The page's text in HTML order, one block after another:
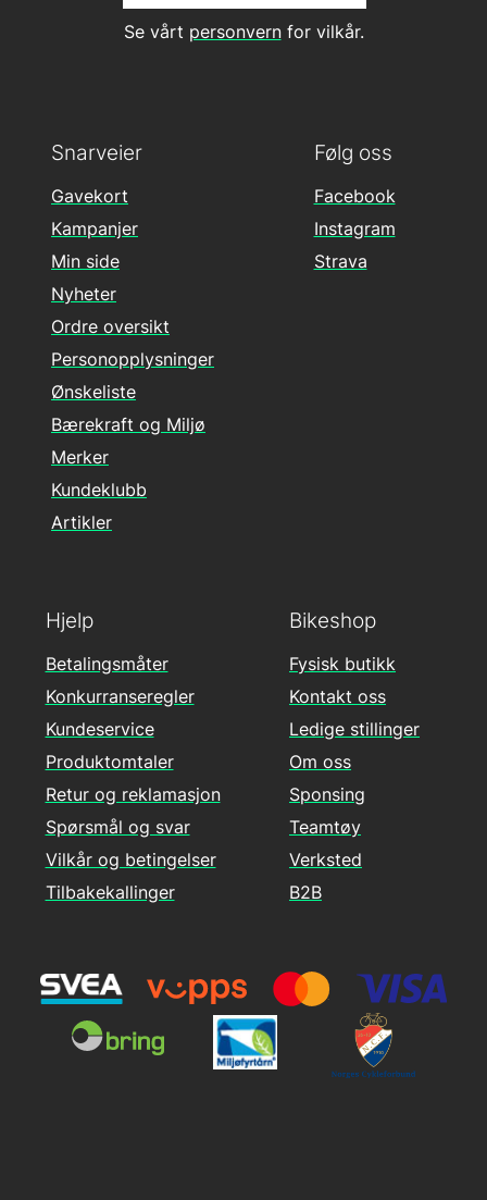
Se vårt personvernfor vilkår.
Følg oss
Facebook
Instagram
Strava
Hjelp
Betalingsmåter
Konkurranseregler
Kundeservice
Produktomtaler
Retur og reklamasjon
Spørsmål og svar
Vilkår og betingelser
Tilbakekallinger
Snarveier
Gavekort
Kampanjer
Min side
Nyheter
Ordre oversikt
Personopplysninger
Ønskeliste
Bærekraft og Miljø
Merker
Kundeklubb
Artikler
Bikeshop
Fysisk butikk
Kontakt oss
Ledige stillinger
Om oss
Sponsing
Teamtøy
Verksted
B2B